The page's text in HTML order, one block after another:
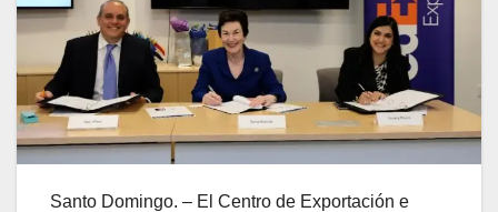
Santo Domingo. – El Centro de Exportación e